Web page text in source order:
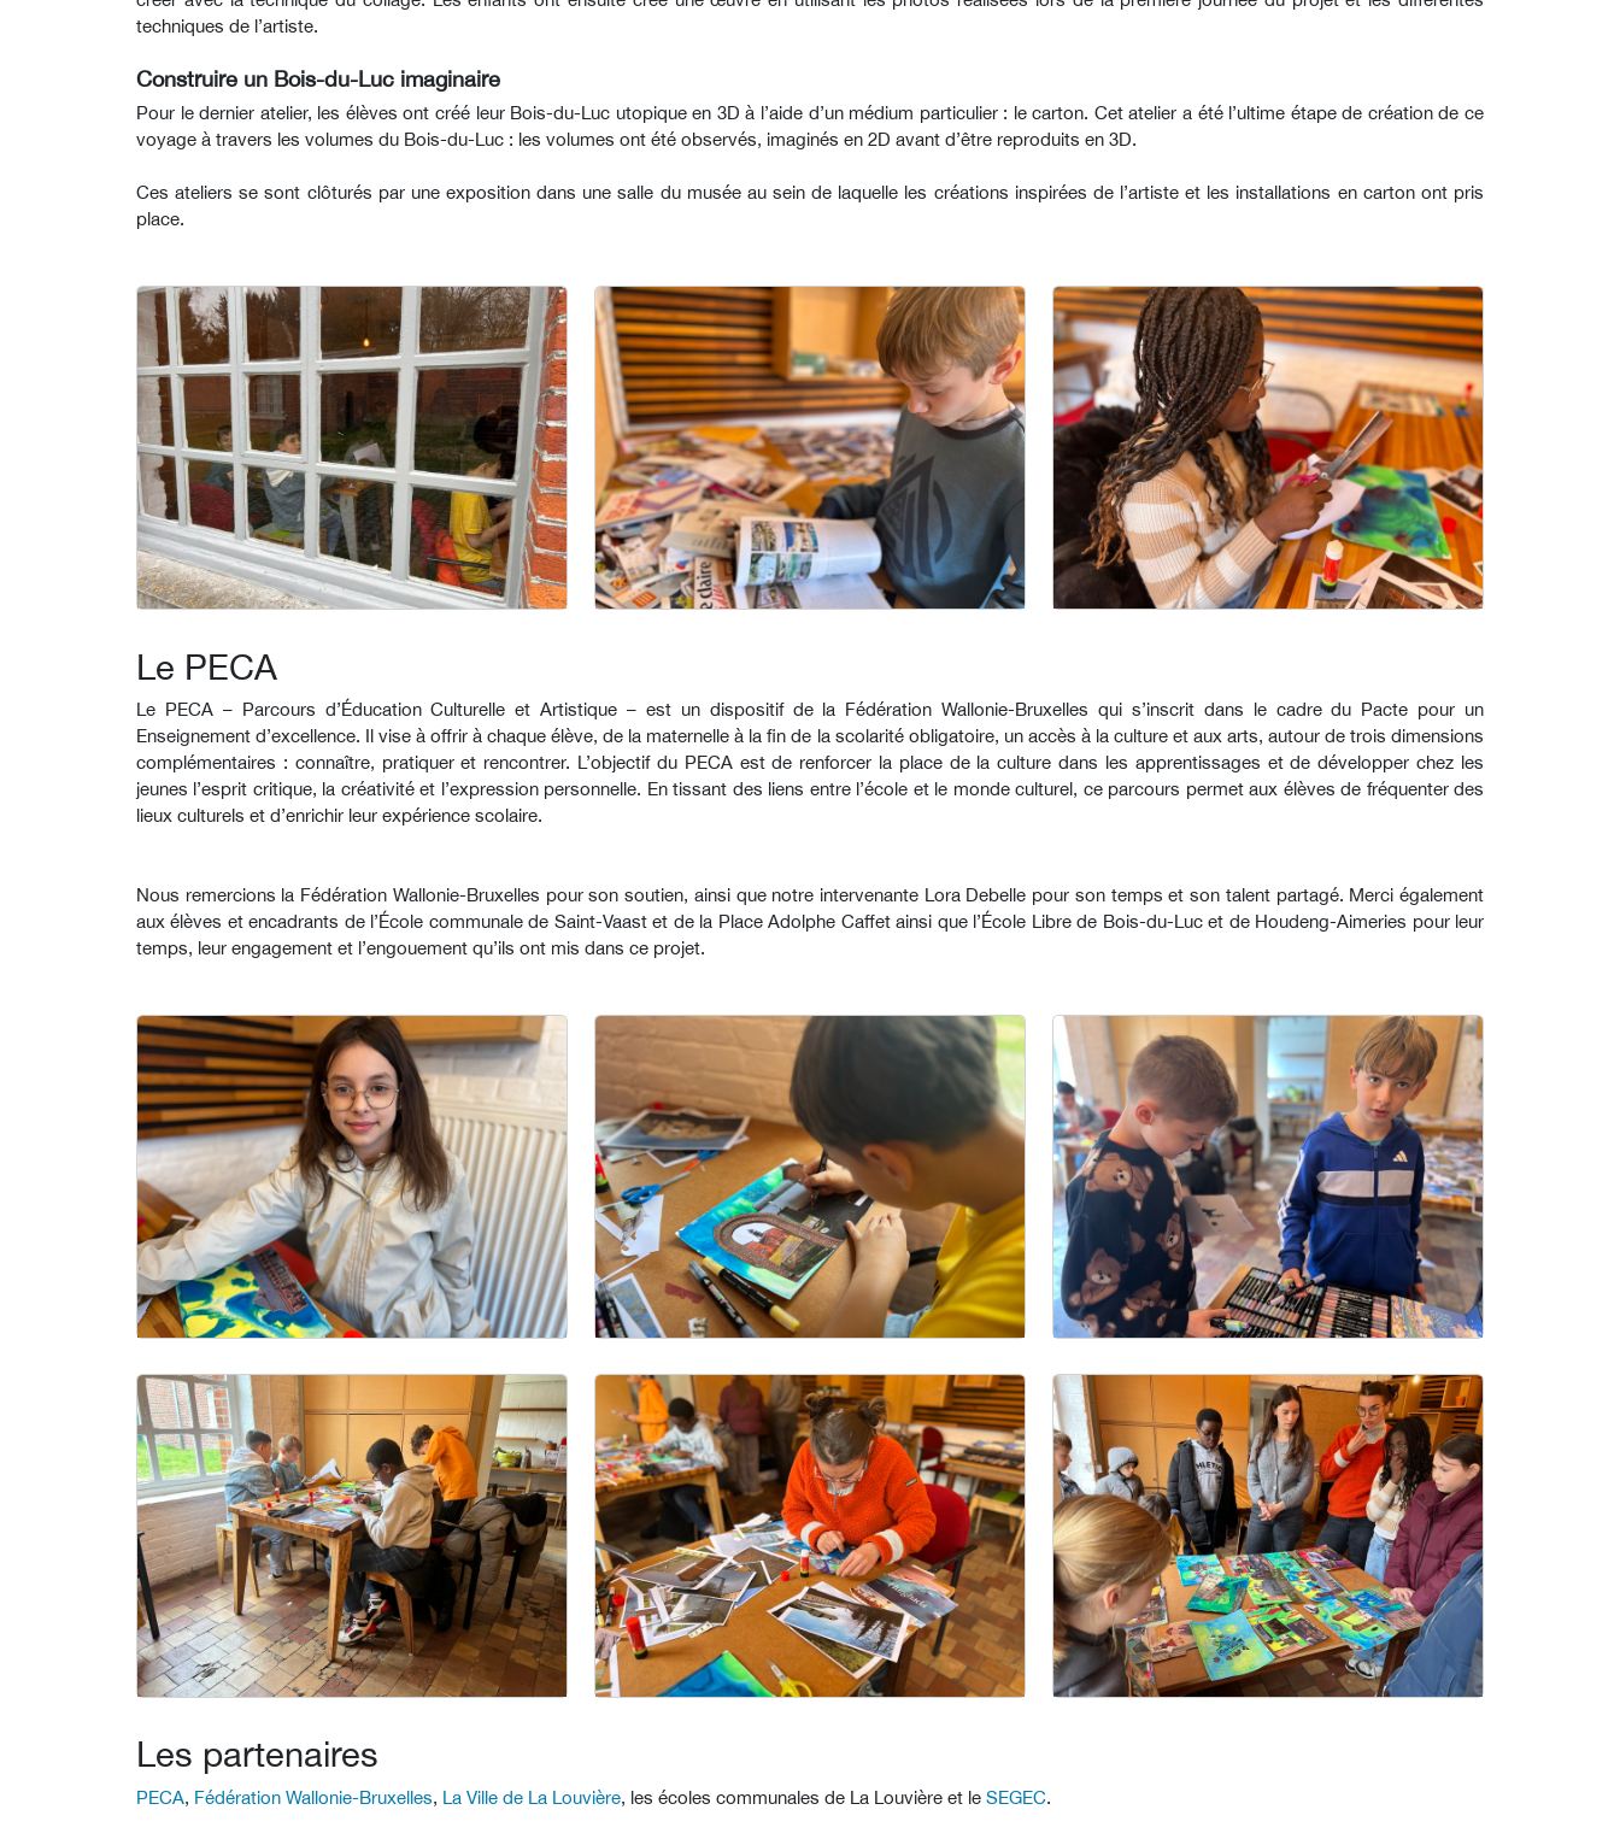
techniques de l’artiste.
Construire un Bois-du-Luc imaginaire
Pour le dernier atelier, les élèves ont créé leur Bois-du-Luc utopique en 3D à l’aide d’un médium particulier : le carton. Cet atelier a été l’ultime étape de création de ce
voyage à travers les volumes du Bois-du-Luc : les volumes ont été observés, imaginés en 2D avant d’être reproduits en 3D.
Ces ateliers se sont clôturés par une exposition dans une salle du musée au sein de laquelle les créations inspirées de l’artiste et les installations en carton ont pris
place.
Le PECA
Le PECA – Parcours d’Éducation Culturelle et Artistique – est un dispositif de la Fédération Wallonie-Bruxelles qui s’inscrit dans le cadre du Pacte pour un
Enseignement d’excellence. Il vise à offrir à chaque élève, de la maternelle à la fin de la scolarité obligatoire, un accès à la culture et aux arts, autour de trois dimensions
complémentaires : connaître, pratiquer et rencontrer. L’objectif du PECA est de renforcer la place de la culture dans les apprentissages et de développer chez les
jeunes l’esprit critique, la créativité et l’expression personnelle. En tissant des liens entre l’école et le monde culturel, ce parcours permet aux élèves de fréquenter des
lieux culturels et d’enrichir leur expérience scolaire.
Nous remercions la Fédération Wallonie-Bruxelles pour son soutien, ainsi que notre intervenante Lora Debelle pour son temps et son talent partagé. Merci également
aux élèves et encadrants de l’École communale de Saint-Vaast et de la Place Adolphe Caffet ainsi que l’École Libre de Bois-du-Luc et de Houdeng-Aimeries pour leur
temps, leur engagement et l’engouement qu’ils ont mis dans ce projet.
Les partenaires
PECA, Fédération Wallonie-Bruxelles, La Ville de La Louvière, les écoles communales de La Louvière et le SEGEC.